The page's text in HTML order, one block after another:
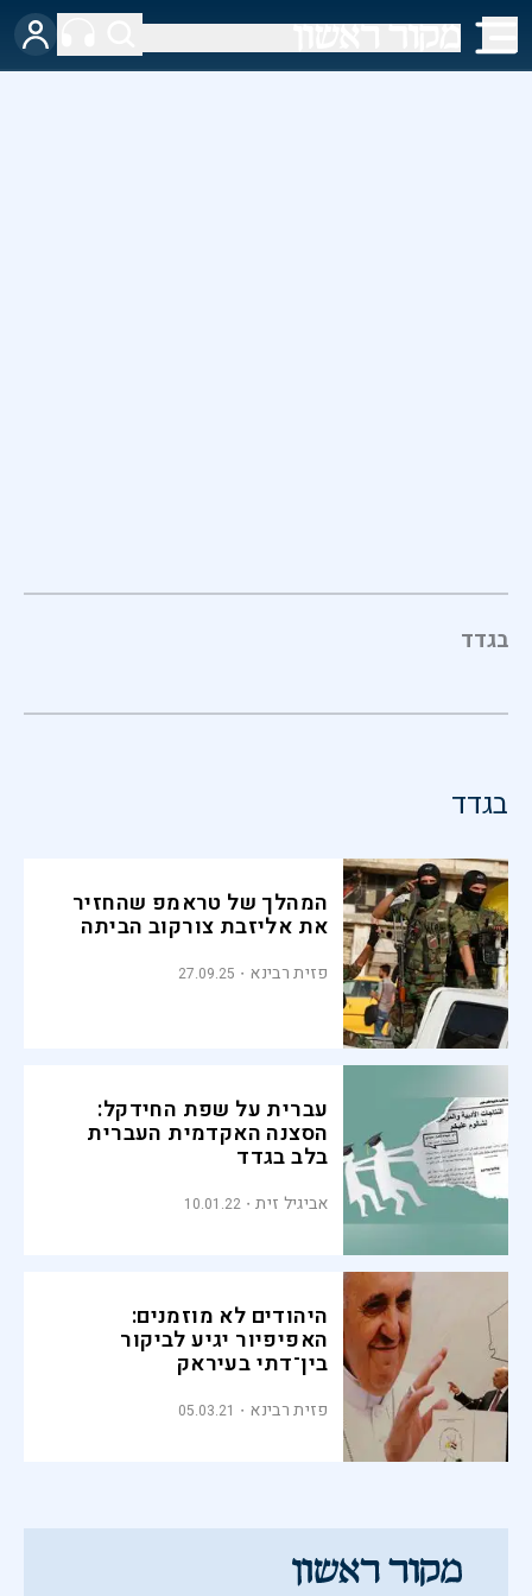
בגדד
בגדד
המהלך של טראמפ שהחזיר
את אליזבת צורקוב הביתה
פזית רבינא 27.09.25
עברית על שפת החידקל:
הסצנה האקדמית העברית
בלב בגדד
אביגיל זית 10.01.22
היהודים לא מוזמנים:
האפיפיור יגיע לביקור
בין־דתי בעיראק
פזית רבינא 05.03.21